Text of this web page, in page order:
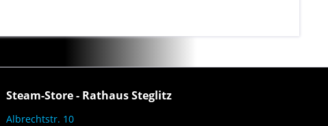
Steam-Store - Rathaus Steglitz
Albrechtstr. 10